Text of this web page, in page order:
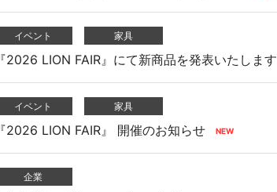
イベント 家具
『2026 LION FAIR』にて新商品を発表いたします
イベント 家具
『2026 LION FAIR』 開催のお知らせ
企業